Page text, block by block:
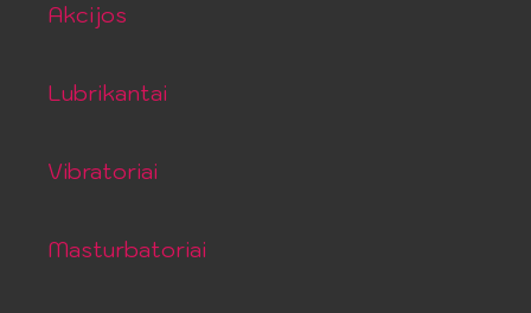
Akcijos
Lubrikantai
Vibratoriai
Masturbatoriai